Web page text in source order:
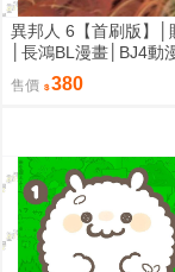
異邦人 6【首刷版】│
│長鴻BL漫畫│BJ4動
售價 380